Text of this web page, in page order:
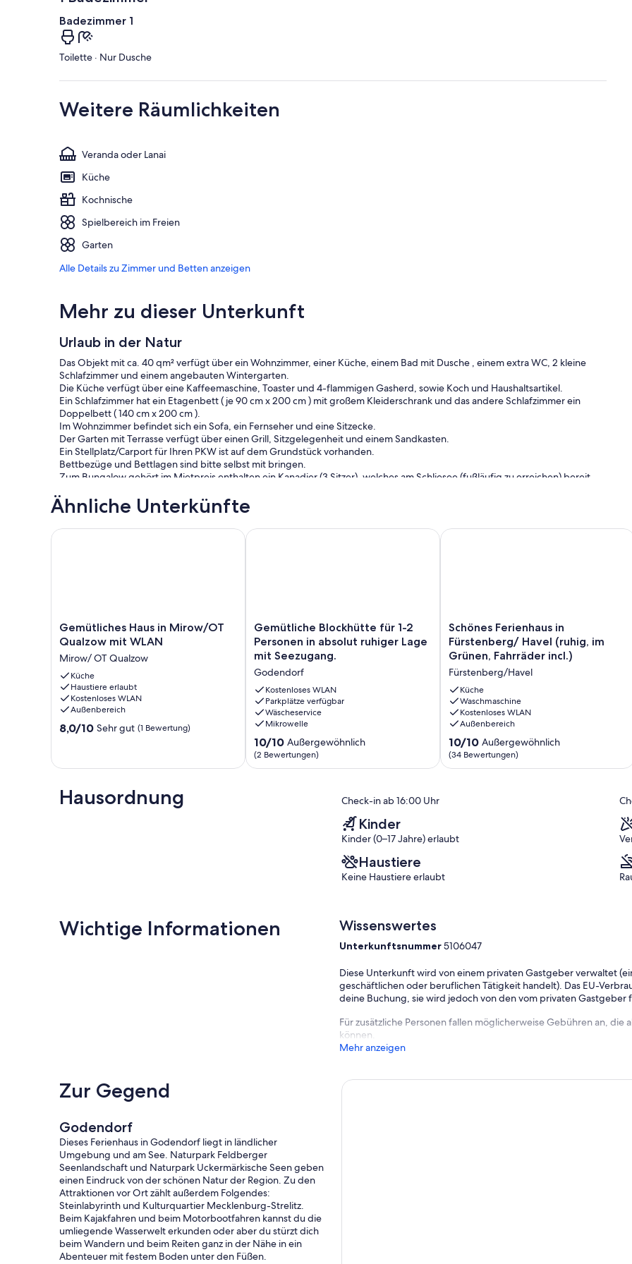
Badezimmer 1
Toilette · Nur Dusche
Weitere Räumlichkeiten
Veranda oder Lanai
Küche
Kochnische
Spielbereich im Freien
Garten
Alle Details zu Zimmer und Betten anzeigen
Mehr zu dieser Unterkunft
Urlaub in der Natur
Das Objekt mit ca. 40 qm² verfügt über ein Wohnzimmer, einer Küche, einem Bad mit Dusche , einem extra WC, 2 kleine
Schlafzimmer und einem angebauten Wintergarten.
Die Küche verfügt über eine Kaffeemaschine, Toaster und 4-flammigen Gasherd, sowie Koch und Haushaltsartikel.
Ein Schlafzimmer hat ein Etagenbett ( je 90 cm x 200 cm ) mit großem Kleiderschrank und das andere Schlafzimmer ein
Doppelbett ( 140 cm x 200 cm ).
Im Wohnzimmer befindet sich ein Sofa, ein Fernseher und eine Sitzecke.
Der Garten mit Terrasse verfügt über einen Grill, Sitzgelegenheit und einem Sandkasten.
Ein Stellplatz/Carport für Ihren PKW ist auf dem Grundstück vorhanden.
Bettbezüge und Bettlagen sind bitte selbst mit bringen.
Zum Bungalow gehört im Mietpreis enthalten ein Kanadier (3 Sitzer), welches am Schliesee (fußläufig zu erreichen) bereit
Ähnliche Unterkünfte
Gemütliches
Haus
Mirow/OT
Qualzow
mit
WLAN
Mirow/
OT
Gemütliches Haus in Mirow/OT
Qualzow mit WLAN
Mirow/ OT Qualzow
Küche
Haustiere erlaubt
Kostenloses WLAN
Außenbereich
8.0
Sehr
(1
Bewertung)
8,0/10 Sehr gut (1 Bewertung)
Gemütliches Haus in Mirow/OT Qualzow mit WLAN
Gemütliche
Blockhütte
für
2
Personen
in
absolut
ruhiger
Lage
mit
Seezugang.
Gemütliche Blockhütte für 1-2
Personen in absolut ruhiger Lage
mit Seezugang.
Godendorf
Kostenloses WLAN
Parkplätze verfügbar
Wäscheservice
Mikrowelle
10.0
von
10,
10/10 Außergewöhnlich
(2 Bewertungen)
Gemütliche Blockhütte für 1-2 Personen in absolut ruhiger Lage mit
Schönes
Ferienhaus
in
Fürstenberg/
Havel
(ruhig,
im
Grünen,
Fahrräder
incl.)
Fürstenberg/Havel
Schönes Ferienhaus in
Fürstenberg/ Havel (ruhig, im
Grünen, Fahrräder incl.)
Fürstenberg/Havel
Küche
Waschmaschine
Kostenloses WLAN
Außenbereich
10.0
von
10,
10/10 Außergewöhnlich
(34 Bewertungen)
Schönes Ferienhaus in Fürstenberg/
Hausordnung Check-in ab 16:00 Uhr
Kinder
Kinder (0–17 Jahre) erlaubt
Haustiere
Keine Haustiere erlaubt
Wichtige Informationen Wissenswertes
Unterkunftsnummer5106047
Diese Unterkunft wird von einem privaten Gastgeber verwaltet
geschäftlichen oder beruflichen Tätigkeit handelt). Das EU-
deine Buchung, sie wird jedoch von den vom privaten
Für zusätzliche Personen fallen möglicherweise Gebühren an,
können.
Mehr anzeigen
Zur Gegend
Godendorf
Dieses Ferienhaus in Godendorf liegt in ländlicher
Umgebung und am See. Naturpark Feldberger
Seenlandschaft und Naturpark Uckermärkische Seen geben
einen Eindruck von der schönen Natur der Region. Zu den
Attraktionen vor Ort zählt außerdem Folgendes:
Steinlabyrinth und Kulturquartier Mecklenburg-Strelitz.
Beim Kajakfahren und beim Motorbootfahren kannst du die
umliegende Wasserwelt erkunden oder aber du stürzt dich
beim Wandern und beim Reiten ganz in der Nähe in ein
Abenteuer mit festem Boden unter den Füßen.